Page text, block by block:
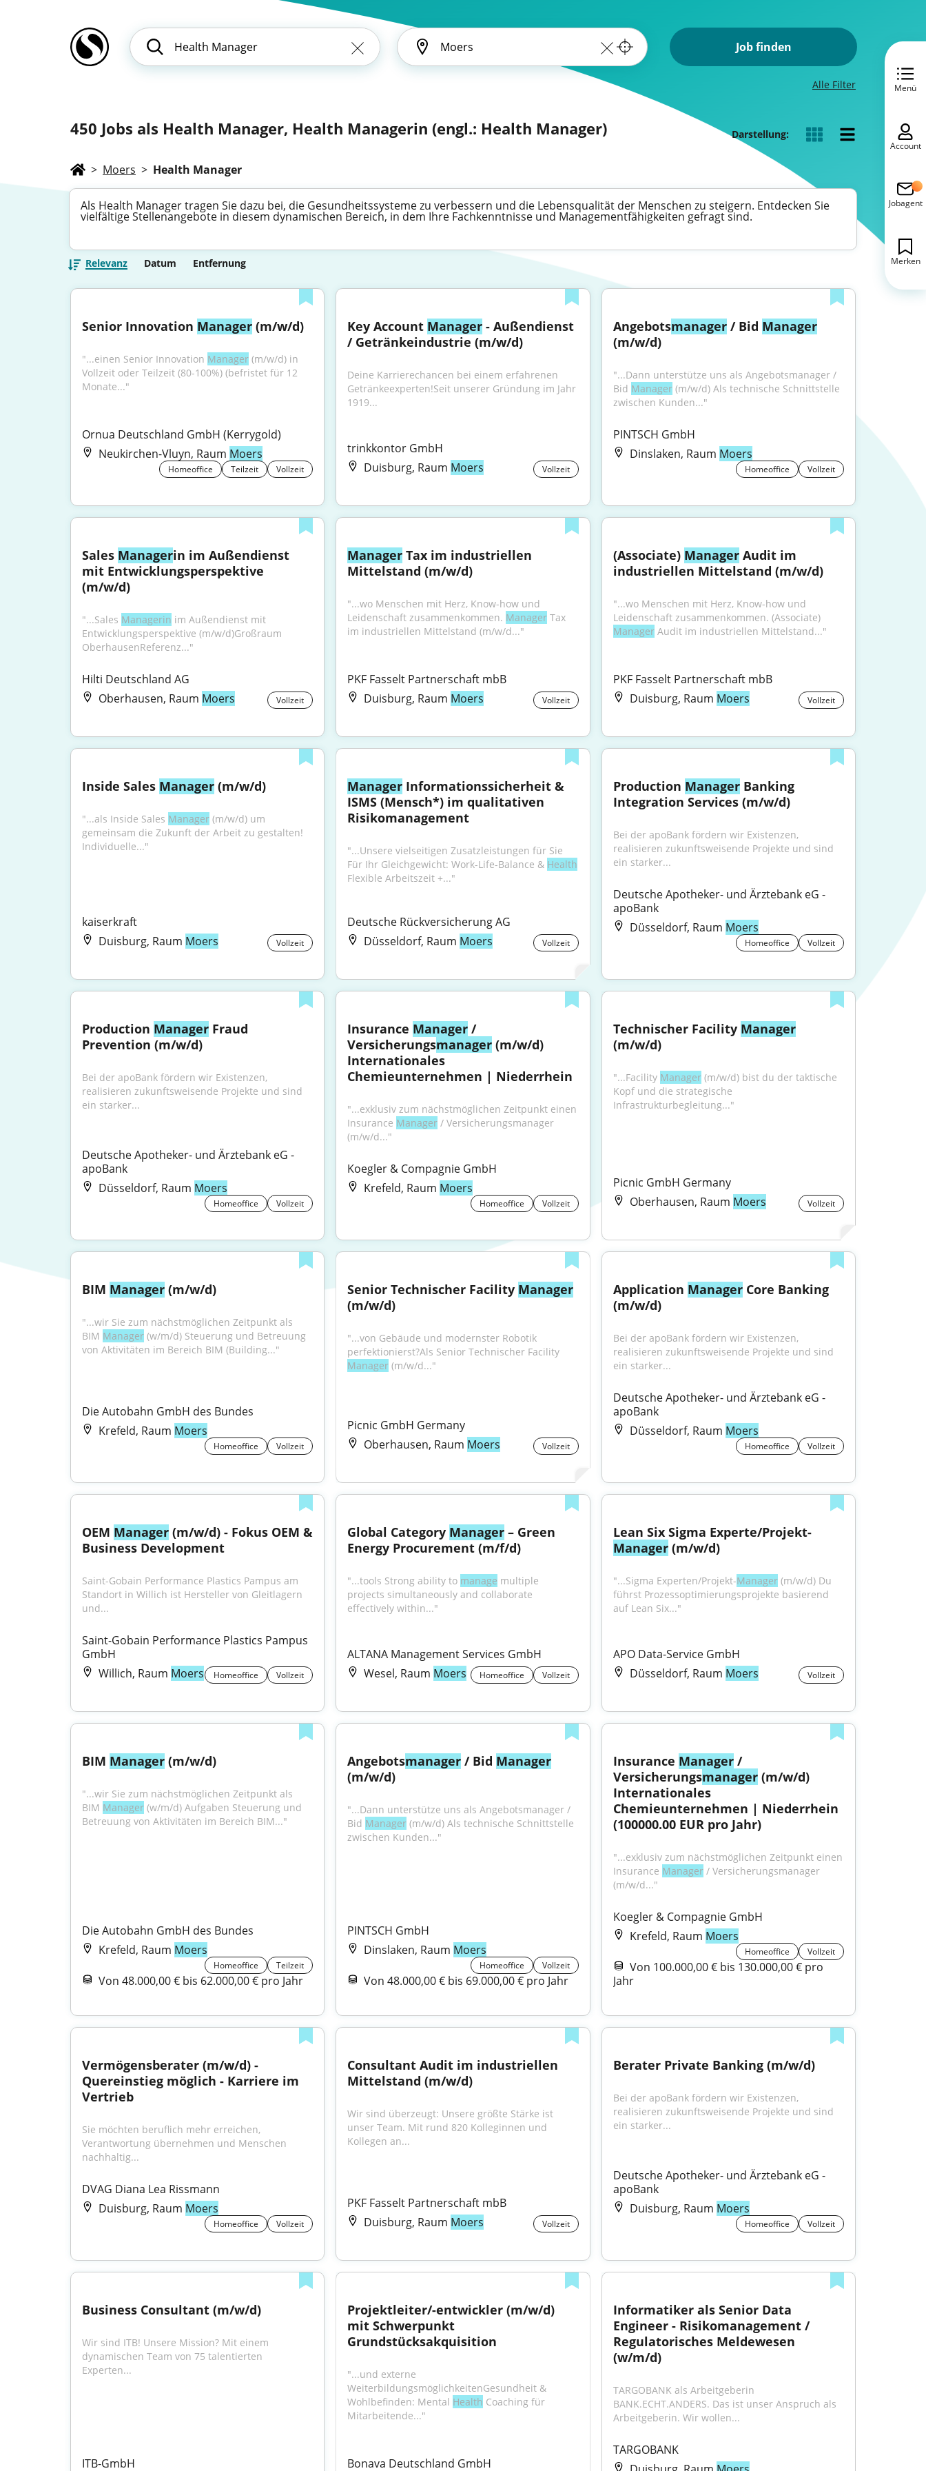
Job finden
Alle Filter
450 Jobs als Health Manager, Health Managerin (engl.: Health Manager) Darstellung:
> Moers > Health Manager
Als Health Manager tragen Sie dazu bei, die Gesundheitssysteme zu verbessern und die Lebensqualität der Menschen zu steigern. Entdecken Sie
vielfältige Stellenangebote in diesem dynamischen Bereich, in dem Ihre Fachkenntnisse und Managementfähigkeiten gefragt sind.
Relevanz Datum Entfernung
Senior Innovation Manager (m/w/d)
"...einen Senior Innovation Manager (m/w/d) in
Vollzeit oder Teilzeit (80-100%) (befristet für 12
Monate..."
Ornua Deutschland GmbH (Kerrygold)
Neukirchen-Vluyn, Raum Moers
Homeoffice Teilzeit Vollzeit
Key Account Manager - Außendienst
/ Getränkeindustrie (m/w/d)
Deine Karrierechancen bei einem erfahrenen
Getränkeexperten!Seit unserer Gründung im Jahr
1919...
trinkkontor GmbH
Duisburg, Raum Moers Vollzeit
Angebotsmanager / Bid Manager
(m/w/d)
"...Dann unterstütze uns als Angebotsmanager /
Bid Manager (m/w/d) Als technische Schnittstelle
zwischen Kunden..."
PINTSCH GmbH
Dinslaken, Raum Moers
Homeoffice Vollzeit
Sales Managerin im Außendienst
mit Entwicklungsperspektive
(m/w/d)
"...Sales Managerin im Außendienst mit
Entwicklungsperspektive (m/w/d)Großraum
OberhausenReferenz..."
Hilti Deutschland AG
Oberhausen, Raum Moers Vollzeit
Manager Tax im industriellen
Mittelstand (m/w/d)
"...wo Menschen mit Herz, Know-how und
Leidenschaft zusammenkommen. Manager Tax
im industriellen Mittelstand (m/w/d..."
PKF Fasselt Partnerschaft mbB
Duisburg, Raum Moers Vollzeit
(Associate) Manager Audit im
industriellen Mittelstand (m/w/d)
"...wo Menschen mit Herz, Know-how und
Leidenschaft zusammenkommen. (Associate)
Manager Audit im industriellen Mittelstand..."
PKF Fasselt Partnerschaft mbB
Duisburg, Raum Moers Vollzeit
Inside Sales Manager (m/w/d)
"...als Inside Sales Manager (m/w/d) um
gemeinsam die Zukunft der Arbeit zu gestalten!
Individuelle..."
kaiserkraft
Duisburg, Raum Moers Vollzeit
Manager Informationssicherheit &
ISMS (Mensch*) im qualitativen
Risikomanagement
"...Unsere vielseitigen Zusatzleistungen für Sie
Für Ihr Gleichgewicht: Work-Life-Balance & Health
Flexible Arbeitszeit +..."
Deutsche Rückversicherung AG
Düsseldorf, Raum Moers Vollzeit
Production Manager Banking
Integration Services (m/w/d)
Bei der apoBank fördern wir Existenzen,
realisieren zukunftsweisende Projekte und sind
ein starker...
Deutsche Apotheker- und Ärztebank eG -
apoBank
Düsseldorf, Raum Moers
Homeoffice Vollzeit
Production Manager Fraud
Prevention (m/w/d)
Bei der apoBank fördern wir Existenzen,
realisieren zukunftsweisende Projekte und sind
ein starker...
Deutsche Apotheker- und Ärztebank eG -
apoBank
Düsseldorf, Raum Moers
Homeoffice Vollzeit
Insurance Manager /
Versicherungsmanager (m/w/d)
Internationales
Chemieunternehmen | Niederrhein
"...exklusiv zum nächstmöglichen Zeitpunkt einen
Insurance Manager / Versicherungsmanager
(m/w/d..."
Koegler & Compagnie GmbH
Krefeld, Raum Moers
Homeoffice Vollzeit
Technischer Facility Manager
(m/w/d)
"...Facility Manager (m/w/d) bist du der taktische
Kopf und die strategische
Infrastrukturbegleitung..."
Picnic GmbH Germany
Oberhausen, Raum Moers Vollzeit
BIM Manager (m/w/d)
"...wir Sie zum nächstmöglichen Zeitpunkt als
BIM Manager (w/m/d) Steuerung und Betreuung
von Aktivitäten im Bereich BIM (Building..."
Die Autobahn GmbH des Bundes
Krefeld, Raum Moers
Homeoffice Vollzeit
Senior Technischer Facility Manager
(m/w/d)
"...von Gebäude und modernster Robotik
Manager (m/w/d..."
Picnic GmbH Germany
Oberhausen, Raum Moers Vollzeit
Application Manager Core Banking
(m/w/d)
Bei der apoBank fördern wir Existenzen,
realisieren zukunftsweisende Projekte und sind
ein starker...
Deutsche Apotheker- und Ärztebank eG -
apoBank
Düsseldorf, Raum Moers
Homeoffice Vollzeit
OEM Manager (m/w/d) - Fokus OEM &
Business Development
Saint-Gobain Performance Plastics Pampus am
Standort in Willich ist Hersteller von Gleitlagern
und...
Saint-Gobain Performance Plastics Pampus
GmbH
Willich, Raum Moers Homeoffice Vollzeit
Global Category Manager – Green
Energy Procurement (m/f/d)
"...tools Strong ability to manage multiple
projects simultaneously and collaborate
effectively within..."
ALTANA Management Services GmbH
Wesel, Raum Moers Homeoffice Vollzeit
Lean Six Sigma Experte/Projekt-
Manager (m/w/d)
"...Sigma Experten/Projekt-Manager (m/w/d) Du
führst Prozessoptimierungsprojekte basierend
auf Lean Six..."
APO Data-Service GmbH
Düsseldorf, Raum Moers Vollzeit
BIM Manager (m/w/d)
"...wir Sie zum nächstmöglichen Zeitpunkt als
BIM Manager (w/m/d) Aufgaben Steuerung und
Betreuung von Aktivitäten im Bereich BIM..."
Die Autobahn GmbH des Bundes
Krefeld, Raum Moers
Homeoffice Teilzeit
Von 48.000,00 € bis 62.000,00 € pro Jahr
Angebotsmanager / Bid Manager
(m/w/d)
"...Dann unterstütze uns als Angebotsmanager /
Bid Manager (m/w/d) Als technische Schnittstelle
zwischen Kunden..."
PINTSCH GmbH
Dinslaken, Raum Moers
Homeoffice Vollzeit
Von 48.000,00 € bis 69.000,00 € pro Jahr
Insurance Manager /
Versicherungsmanager (m/w/d)
Internationales
Chemieunternehmen | Niederrhein
(100000.00 EUR pro Jahr)
"...exklusiv zum nächstmöglichen Zeitpunkt einen
Insurance Manager / Versicherungsmanager
(m/w/d..."
Koegler & Compagnie GmbH
Krefeld, Raum Moers
Homeoffice Vollzeit
Von 100.000,00 € bis 130.000,00 € pro
Jahr
Vermögensberater (m/w/d) -
Quereinstieg möglich - Karriere im
Vertrieb
Sie möchten beruflich mehr erreichen,
Verantwortung übernehmen und Menschen
nachhaltig...
DVAG Diana Lea Rissmann
Duisburg, Raum Moers
Homeoffice Vollzeit
Consultant Audit im industriellen
Mittelstand (m/w/d)
Wir sind überzeugt: Unsere größte Stärke ist
unser Team. Mit rund 820 Kolleginnen und
Kollegen an...
PKF Fasselt Partnerschaft mbB
Duisburg, Raum Moers Vollzeit
Berater Private Banking (m/w/d)
Bei der apoBank fördern wir Existenzen,
realisieren zukunftsweisende Projekte und sind
ein starker...
Deutsche Apotheker- und Ärztebank eG -
apoBank
Duisburg, Raum Moers
Homeoffice Vollzeit
Business Consultant (m/w/d)
Wir sind ITB! Unsere Mission? Mit einem
dynamischen Team von 75 talentierten
Experten...
ITB-GmbH
Projektleiter/-entwickler (m/w/d)
mit Schwerpunkt
Grundstücksakquisition
"...und externe
WeiterbildungsmöglichkeitenGesundheit &
Wohlbefinden: Mental Health Coaching für
Mitarbeitende..."
Bonava Deutschland GmbH
Informatiker als Senior Data
Engineer - Risikomanagement /
Regulatorisches Meldewesen
(w/m/d)
TARGOBANK als Arbeitgeberin
BANK.ECHT.ANDERS. Das ist unser Anspruch als
Arbeitgeberin. Wir wollen...
TARGOBANK
Menü
Account
Jobagent
Merken